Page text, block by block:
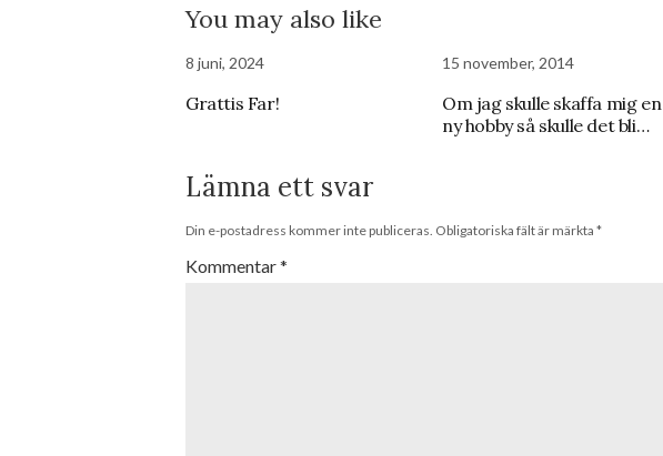
You may also like
8 juni, 2024
Grattis Far!
15 november, 2014
Om jag skulle skaffa mig en
ny hobby så skulle det bli…
Lämna ett svar
Din e-postadress kommer inte publiceras. Obligatoriska fält är märkta *
Kommentar*